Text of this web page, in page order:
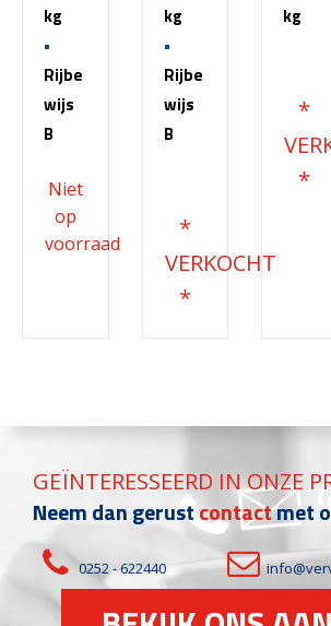
kg
Rijbe
wijs
B
kg
Rijbe
wijs
B
kg
GEÏNTERESSEERD IN ONZE
Neem dan gerustcontactmet
0252 - 622440